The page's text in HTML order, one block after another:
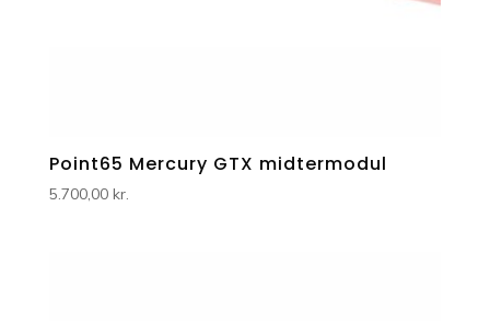
Point65 Mercury GTX midtermodul
5.700,00 kr.